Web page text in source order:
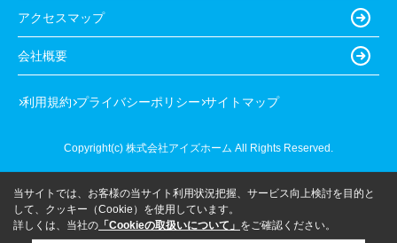
アクセスマップ
会社概要
利用規約 プライバシーポリシー サイトマップ
Copyright(c) 株式会社アイズホーム All Rights Reserved.
当サイトでは、お客様の当サイト利用状況把握、サービス向上検討を目的と
して、クッキー（Cookie）を使用しています。
詳しくは、当社の 「Cookieの取扱いについて」 をご確認ください。